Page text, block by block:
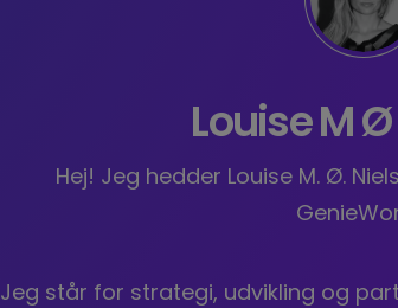
Louise M
Hej! Jeg hedder Louise M. Ø.
Jeg står for strategi, udvikling og